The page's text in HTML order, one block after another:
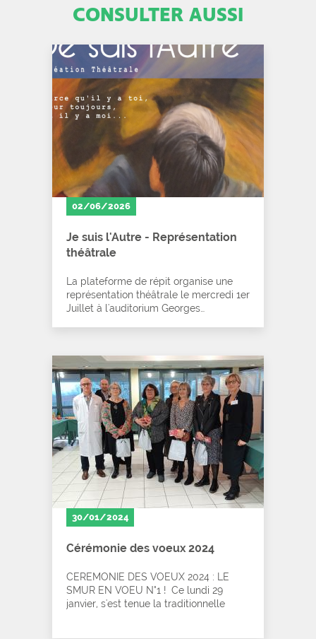
CONSULTER AUSSI
02/06/2026
Je suis l'Autre - Représentation
théâtrale
La plateforme de répit organise une
représentation théâtrale le mercredi 1er
Juillet à l'auditorium Georges…
30/01/2024
Cérémonie des voeux 2024
CEREMONIE DES VOEUX 2024 : LE
SMUR EN VOEU N°1 ! Ce lundi 29
janvier, s'est tenue la traditionnelle